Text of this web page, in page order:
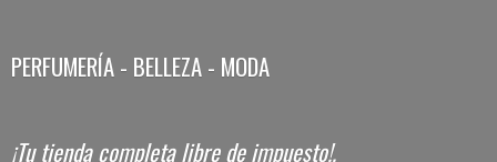
PERFUMERÍA - BELLEZA - MODA
¡Tu tienda completa librede impuesto!.